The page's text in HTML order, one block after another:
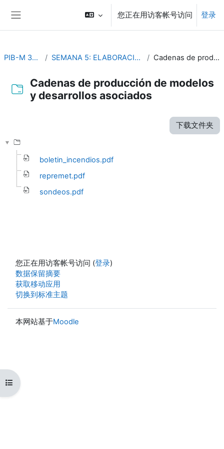
您正在用访客帐号访问 登录
打开课程索引
PIB-M 3ª Edición (fase práctica) SEMANA 5: ELABORACIÓN Y PRESENTACION DE INFORMES DE CASOS ESTUDIO Cadenas de producción de modelos y desarrollos asociados
Cadenas de producción de modelos
y desarrollos asociados
下载文件夹
boletin_incendios.pdf
repremet.pdf
sondeos.pdf
您正在用访客帐号访问 (登录)
‎数据保留摘要‎
获取移动应用
切换到标准主题
本网站基于Moodle